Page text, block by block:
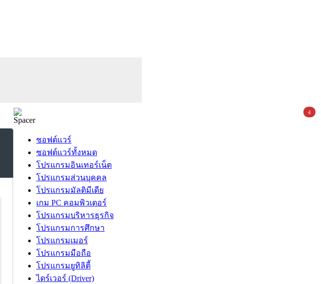
ซอฟต์แวร์
ซอฟต์แวร์ทั้งหมด
โปรแกรมอินเทอร์เน็ต
โปรแกรมส่วนบุคคล
โปรแกรมมัลติมีเดีย
เกม PC คอมพิวเตอร์
โปรแกรมบริหารธุรกิจ
โปรแกรมการศึกษา
โปรแกรมเมอร์
โปรแกรมมือถือ
โปรแกรมยูทิลิตี้
ไดร์เวอร์ (Driver)
4